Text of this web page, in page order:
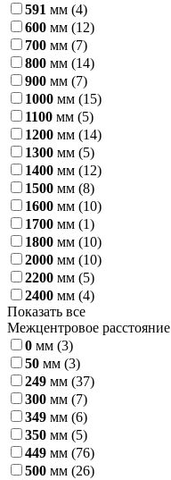
591 мм (4)
600 мм (12)
700 мм (7)
800 мм (14)
900 мм (7)
1000 мм (15)
1100 мм (5)
1200 мм (14)
1300 мм (5)
1400 мм (12)
1500 мм (8)
1600 мм (10)
1700 мм (1)
1800 мм (10)
2000 мм (10)
2200 мм (5)
2400 мм (4)
Показать все
Межцентровое расстояние
0 мм (3)
50 мм (3)
249 мм (37)
300 мм (7)
349 мм (6)
350 мм (5)
449 мм (76)
500 мм (26)